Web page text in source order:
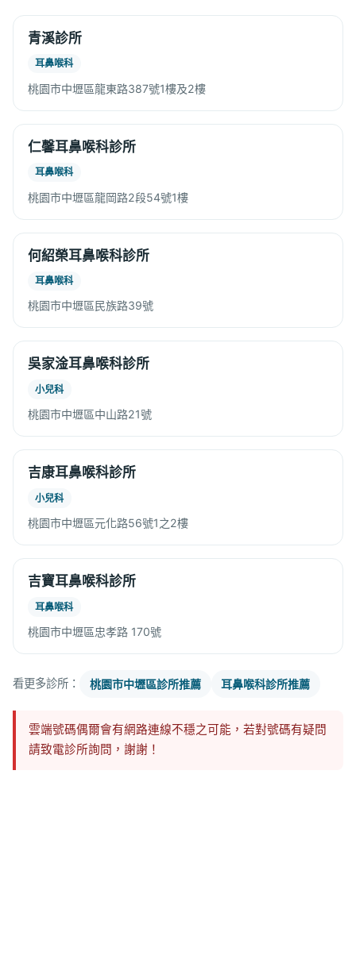
青溪診所
耳鼻喉科
桃園市中壢區龍東路387號1樓及2樓
仁馨耳鼻喉科診所
耳鼻喉科
桃園市中壢區龍岡路2段54號1樓
何紹榮耳鼻喉科診所
耳鼻喉科
桃園市中壢區民族路39號
吳家淦耳鼻喉科診所
小兒科
桃園市中壢區中山路21號
吉康耳鼻喉科診所
小兒科
桃園市中壢區元化路56號1之2樓
吉寶耳鼻喉科診所
耳鼻喉科
桃園市中壢區忠孝路 170號
看更多診所： 桃園市中壢區診所推薦 耳鼻喉科診所推薦
雲端號碼偶爾會有網路連線不穩之可能，若對號碼有疑問
請致電診所詢問，謝謝！